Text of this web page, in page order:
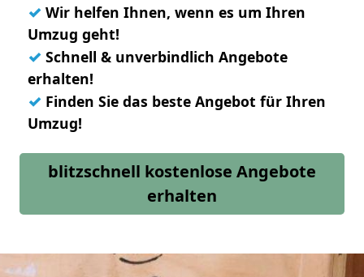
✓ Wir helfen Ihnen, wenn es um Ihren
Umzug geht!
✓ Schnell & unverbindlich Angebote
erhalten!
✓ Finden Sie das beste Angebot für Ihren
Umzug!
blitzschnell kostenlose Angebote
erhalten